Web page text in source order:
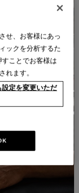
せ、お客様にあっ
ックを分析するた
ことでお客様は
れます。
設定を変更いただ